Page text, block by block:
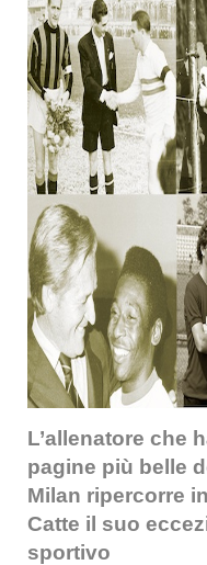
L’allenatore che
pagine più belle
Milan ripercorre
Catte il suo
sportivo